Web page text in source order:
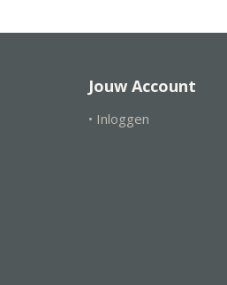
Jouw Account
• Inloggen